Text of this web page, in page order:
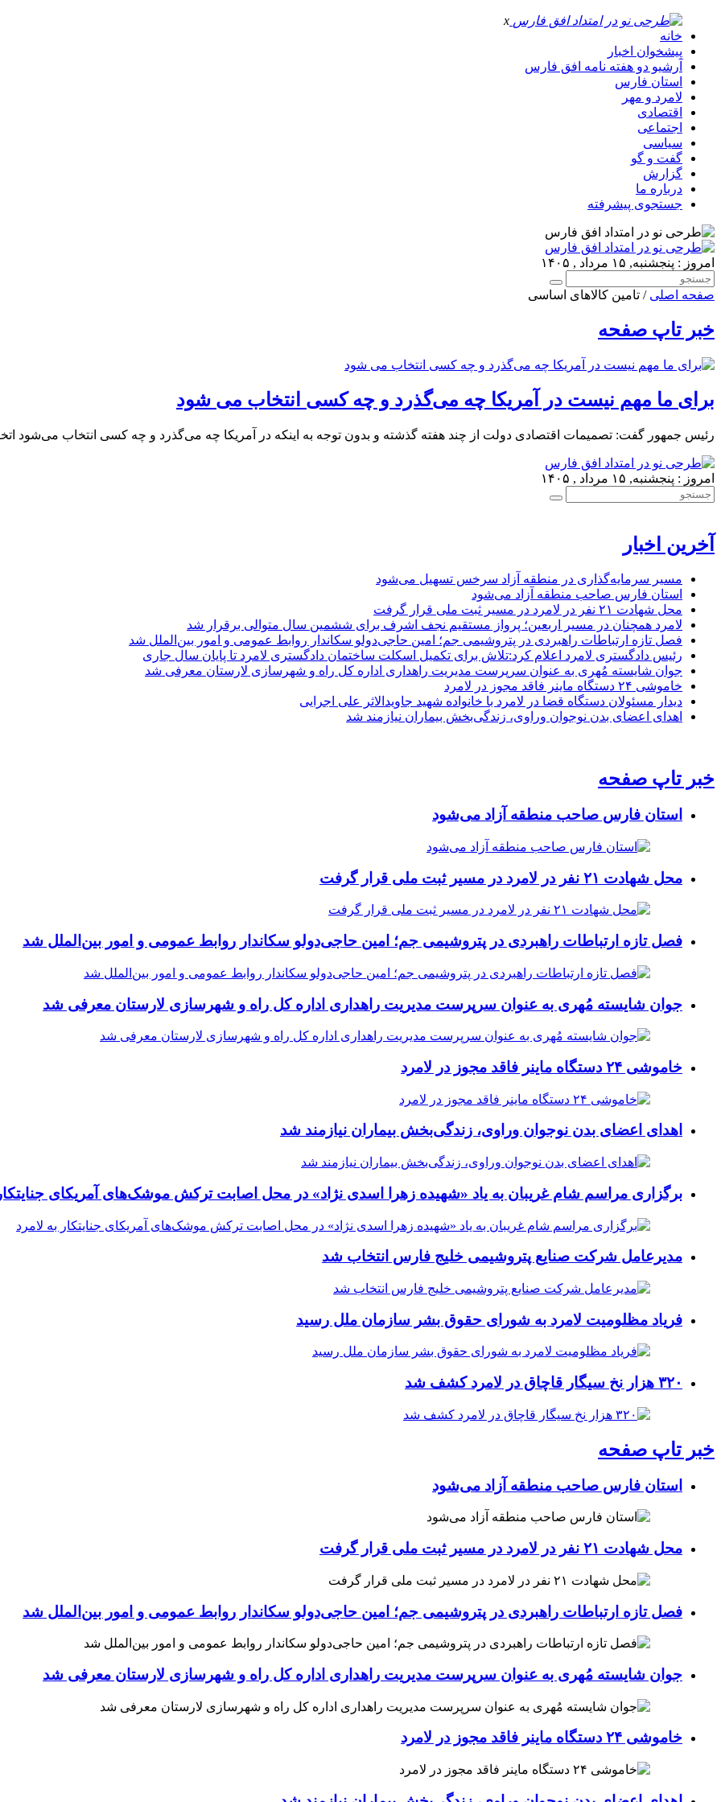
x
خانه
پیشخوان اخبار
آرشیو دو هفته نامه افق فارس
استان فارس
لامرد و مهر
اقتصادی
اجتماعی
سیاسی
گفت و گو
گزارش
درباره ما
جستجوی پیشرفته
امروز : پنجشنبه, ۱۵ مرداد , ۱۴۰۵
صفحه اصلی / تامین کالاهای اساسی
خبر تاپ صفحه
برای ما مهم نیست در آمریکا چه می‌گذرد و چه کسی انتخاب می شود
رئیس جمهور گفت: تصمیمات اقتصادی دولت از چند هفته گذشته و بدون توجه به اینکه در آمریکا چه می‌گذرد و چه کسی انتخاب می‌شود
امروز : پنجشنبه, ۱۵ مرداد , ۱۴۰۵
آخرین اخبار
مسیر سرمایه‌گذاری در منطقه آزاد سرخس تسهیل می‌شود
استان فارس صاحب منطقه آزاد می‌شود
محل شهادت ۲۱ نفر در لامرد در مسیر ثبت ملی قرار گرفت
لامرد همچنان در مسیر اربعین؛ پرواز مستقیم نجف اشرف برای ششمین سال متوالی برقرار شد
فصل تازه ارتباطات راهبردی در پتروشیمی جم؛ امین حاجی‌دولو سکاندار روابط عمومی و امور بین‌الملل شد
رئیس دادگستری لامرد اعلام کرد:تلاش برای تکمیل اسکلت ساختمان دادگستری لامرد تا پایان سال جاری
جوان شایسته مُهری به عنوان سرپرست مدیریت راهداری اداره کل راه و شهرسازی لارستان معرفی شد
خاموشی ۲۴ دستگاه ماینر فاقد مجوز در لامرد
دیدار مسئولان دستگاه قضا در لامرد با خانواده شهید جاویدالاثر علی اجرایی
اهدای اعضای بدن نوجوان وراوی، زندگی‌بخش بیماران نیازمند شد
خبر تاپ صفحه
استان فارس صاحب منطقه آزاد می‌شود
محل شهادت ۲۱ نفر در لامرد در مسیر ثبت ملی قرار گرفت
فصل تازه ارتباطات راهبردی در پتروشیمی جم؛ امین حاجی‌دولو سکاندار روابط عمومی و امور بین‌الملل شد
جوان شایسته مُهری به عنوان سرپرست مدیریت راهداری اداره کل راه و شهرسازی لارستان معرفی شد
خاموشی ۲۴ دستگاه ماینر فاقد مجوز در لامرد
اهدای اعضای بدن نوجوان وراوی، زندگی‌بخش بیماران نیازمند شد
برگزاری مراسم شام غریبان به یاد «شهیده زهرا اسدی نژاد» در محل اصابت ترکش موشک‌های آمریکای جنایتکار
مدیرعامل شرکت صنایع پتروشیمی خلیج فارس انتخاب شد
فریاد مظلومیت لامرد به شورای حقوق بشر سازمان ملل رسید
۳۲۰ هزار نخ سیگار قاچاق در لامرد کشف شد
خبر تاپ صفحه
استان فارس صاحب منطقه آزاد می‌شود
محل شهادت ۲۱ نفر در لامرد در مسیر ثبت ملی قرار گرفت
فصل تازه ارتباطات راهبردی در پتروشیمی جم؛ امین حاجی‌دولو سکاندار روابط عمومی و امور بین‌الملل شد
جوان شایسته مُهری به عنوان سرپرست مدیریت راهداری اداره کل راه و شهرسازی لارستان معرفی شد
خاموشی ۲۴ دستگاه ماینر فاقد مجوز در لامرد